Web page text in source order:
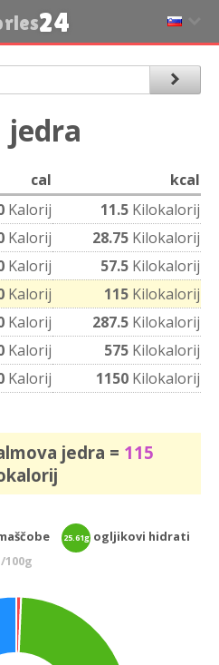
24
jedra
cal
kcal
Kalorij 11.5 Kilokalorij
Kalorij 28.75 Kilokalorij
Kalorij 57.5 Kilokalorij
Kalorij 115 Kilokalorij
Kalorij 287.5 Kilokalorij
Kalorij 575 Kilokalorij
Kalorij 1150 Kilokalorij
jedra = 115
25.61g ogljikovi hidrati
/100g